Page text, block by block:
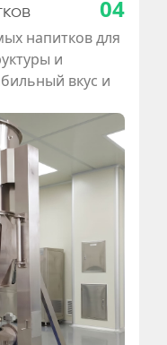
04
напитков для
и
вкус и